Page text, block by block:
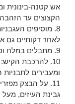
אש קטנה-בינונית
הקצוצים עד
8. מוסיפים
לאחר דקותיים גם
9. מתבלים במלח וסוכר ובתבלינים. ומצננים
10. להרכבת
ומעבירים
11. על הבצק
גבינת העיזים,